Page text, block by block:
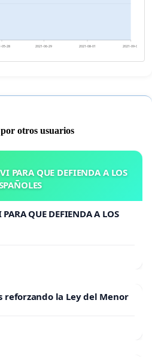
05-28 2021-06-29 2021-08-01 2021-09-03
otros usuarios
PARA QUE DEFIENDA A LOS
PARA QUE DEFIENDA A LOS
reforzando la Ley del Menor